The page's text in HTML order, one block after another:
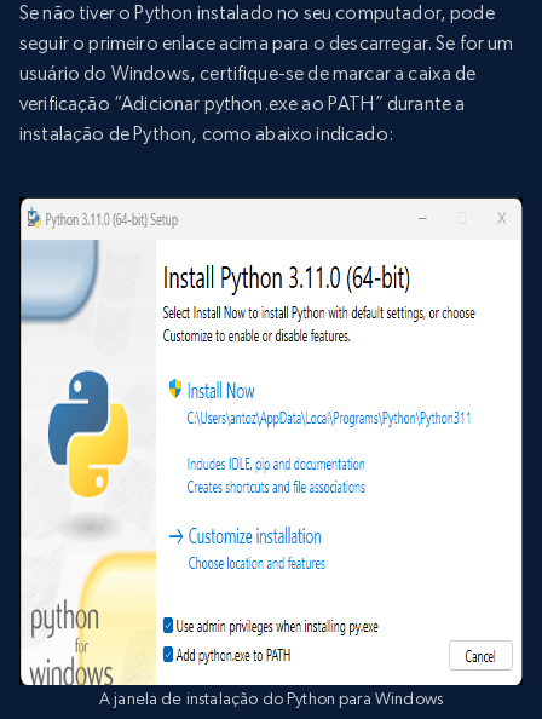
Se não tiver o Python instalado no seu computador, pode
seguir o primeiro enlace acima para o descarregar. Se for um
usuário do Windows, certifique-se de marcar a caixa de
verificação “Adicionar python.exe ao PATH” durante a
instalação de Python, como abaixo indicado:
A janela de instalação do Python para Windows